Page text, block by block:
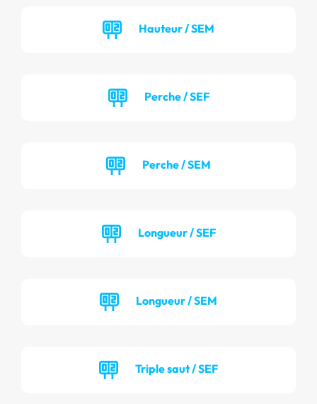
Hauteur / SEM
Perche / SEF
Perche / SEM
Longueur / SEF
Longueur / SEM
Triple saut / SEF